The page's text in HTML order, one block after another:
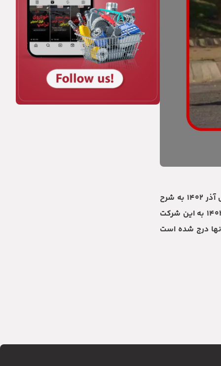
شرایط پیش فروش (فراخوان) برخی از محصولات شرکت ایران خودرو صرفاً جهت بخش سوم اولویت های پاییز ۱۴۰۲ با موعد تحویل آذر ۱۴۰۲ به شرح
ذیل اعلام می گردد.متقاضیانی که در سامانه یکپارچه ثبت نام نموده اند و اسامی ایشان به عنوان بخش سوم اولویت های پاییز ۱۴۰۲ به این شرکت
درج شده است